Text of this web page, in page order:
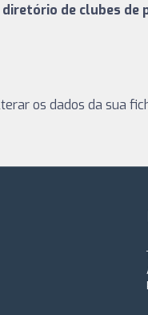
diretório de clubes de
os dados da sua